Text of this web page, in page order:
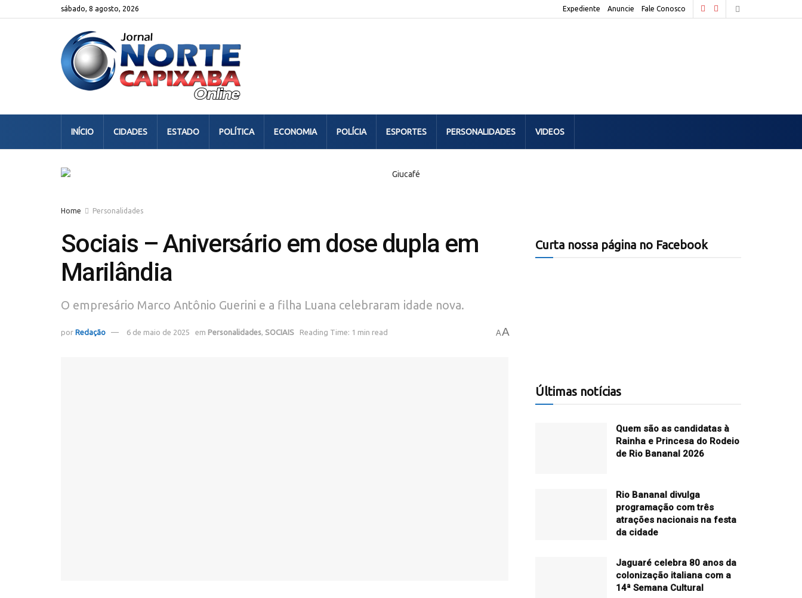
sábado, 8 agosto, 2026 Expediente Anuncie Fale Conosco
INÍCIO CIDADES ESTADO POLÍTICA ECONOMIA POLÍCIA ESPORTES PERSONALIDADES VIDEOS
Home Personalidades
Sociais – Aniversário em dose dupla em
Marilândia
O empresário Marco Antônio Guerini e a filha Luana celebraram idade nova.
por Redação 6 de maio de 2025 em Personalidades, SOCIAIS Reading Time: 1 min read AA
Curta nossa página no Facebook
Últimas notícias
Quem são as candidatas à
Rainha e Princesa do Rodeio
de Rio Bananal 2026
Rio Bananal divulga
programação com três
atrações nacionais na festa
da cidade
Jaguaré celebra 80 anos da
colonização italiana com a
14ª Semana Cultural